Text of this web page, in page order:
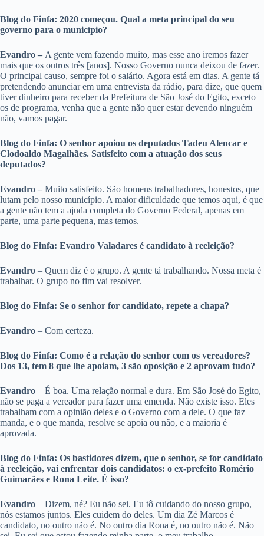
Blog do Finfa: 2020 começou. Qual a meta principal do seu
governo para o município?
Evandro – A gente vem fazendo muito, mas esse ano iremos fazer
mais que os outros três [anos]. Nosso Governo nunca deixou de fazer.
O principal causo, sempre foi o salário. Agora está em dias. A gente tá
pretendendo anunciar em uma entrevista da rádio, para dize, que quem
tiver dinheiro para receber da Prefeitura de São José do Egito, exceto
os de programa, venha que a gente não quer estar devendo ninguém
não, vamos pagar.
Blog do Finfa: O senhor apoiou os deputados Tadeu Alencar e
Clodoaldo Magalhães. Satisfeito com a atuação dos seus
deputados?
Evandro – Muito satisfeito. São homens trabalhadores, honestos, que
lutam pelo nosso município. A maior dificuldade que temos aqui, é que
a gente não tem a ajuda completa do Governo Federal, apenas em
parte, uma parte pequena, mas temos.
Blog do Finfa: Evandro Valadares é candidato à reeleição?
Evandro – Quem diz é o grupo. A gente tá trabalhando. Nossa meta é
trabalhar. O grupo no fim vai resolver.
Blog do Finfa: Se o senhor for candidato, repete a chapa?
Evandro – Com certeza.
Blog do Finfa: Como é a relação do senhor com os vereadores?
Dos 13, tem 8 que lhe apoiam, 3 são oposição e 2 aprovam tudo?
Evandro – É boa. Uma relação normal e dura. Em São José do Egito,
não se paga a vereador para fazer uma emenda. Não existe isso. Eles
trabalham com a opinião deles e o Governo com a dele. O que faz
manda, e o que manda, resolve se apoia ou não, e a maioria é
aprovada.
Blog do Finfa: Os bastidores dizem, que o senhor, se for candidato
à reeleição, vai enfrentar dois candidatos: o ex-prefeito Romério
Guimarães e Rona Leite. É isso?
Evandro – Dizem, né? Eu não sei. Eu tô cuidando do nosso grupo,
nós estamos juntos. Eles cuidem do deles. Um dia Zé Marcos é
candidato, no outro não é. No outro dia Rona é, no outro não é. Não